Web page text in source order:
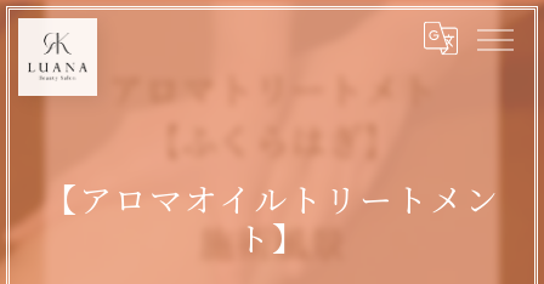
【アロマオイルトリートメン
ト】